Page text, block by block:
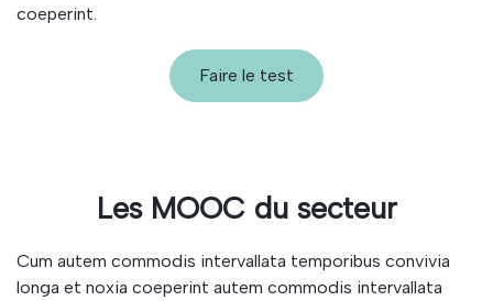
coeperint.
Faire le test
Les MOOC du secteur
Cum autem commodis intervallata temporibus convivia
longa et noxia coeperint autem commodis intervallata